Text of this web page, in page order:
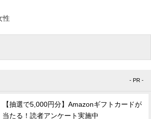
性
- PR -
【抽選で5,000円分】Amazonギフトカードが
当たる！読者アンケート実施中